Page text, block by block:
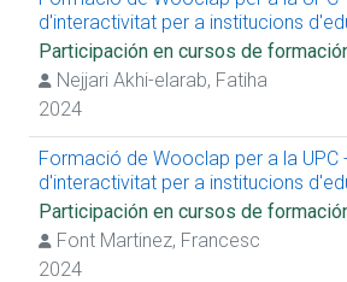
d'interactivitat per a institucions
Participación en cursos de
Nejjari Akhi-elarab, Fatiha
2024
Formació de Wooclap per a la UPC
d'interactivitat per a institucions
Participación en cursos de
Font Martinez, Francesc
2024